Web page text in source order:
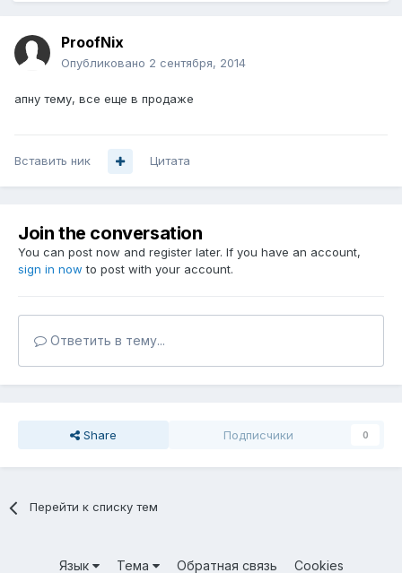
ProofNix
Опубликовано 2 сентября, 2014
апну тему, все еще в продаже
Вставить ник Цитата
Join the conversation
You can post now and register later. If you have an account,
sign in now to post with your account.
Ответить в тему...
Share Подписчики 0
Перейти к списку тем
Язык Тема Обратная связь Cookies